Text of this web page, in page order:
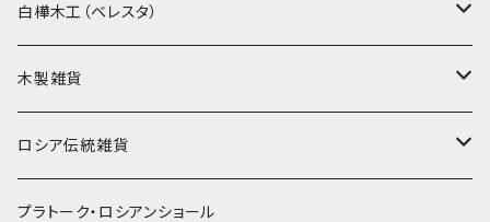
イコンモチーフ
クリスマス
ノリンスクの子達
動物マトリョーシカ
イリーナ・ヴァトゥルーシキナ
タマラ・コリエワ
ナジェジダ・イワンツォワ
リュボーフィ・ブズイキナ
白樺木工（ベレスタ）
型押しの箱
キャニスター
白樺編み
木製雑貨
ニードルケース・お針刺し
ベル・起きあがりこぼし
ロシア伝統雑貨
ホフロマ
プラトーク・ロシアンショール